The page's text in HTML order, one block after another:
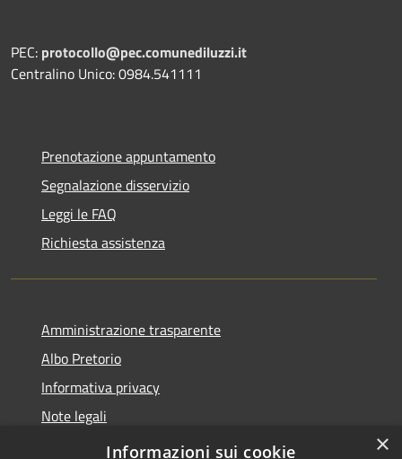
PEC: protocollo@pec.comunediluzzi.it
Centralino Unico: 0984.541111
Prenotazione appuntamento
Segnalazione disservizio
Leggi le FAQ
Richiesta assistenza
Amministrazione trasparente
Albo Pretorio
Informativa privacy
Note legali
Dichiarazione di accessibilità
×
Informazioni sui cookie